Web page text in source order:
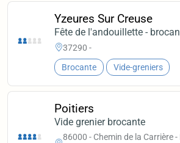
Yzeures Sur Creuse
Fête de l'andouillette -
37290 -
Brocante Vide-greniers
Poitiers
Vide grenier brocante
86000 - Chemin de la Carrière